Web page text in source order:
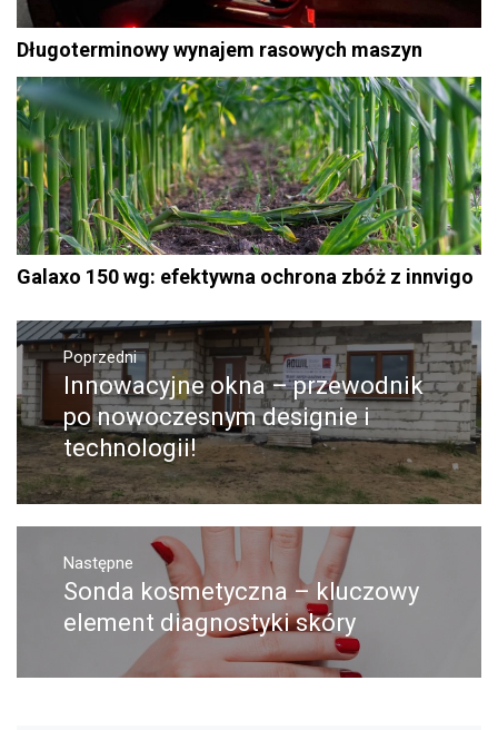
Długoterminowy wynajem rasowych maszyn
Galaxo 150 wg: efektywna ochrona zbóż z innvigo
Nawigacja
wpisu
Poprzedni
Poprzedni
wpis:
Innowacyjne okna – przewodnik
po nowoczesnym designie i
technologii!
Następne
Następny
post:
Sonda kosmetyczna – kluczowy
element diagnostyki skóry